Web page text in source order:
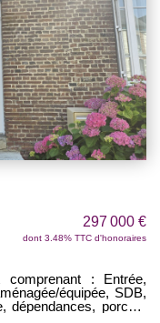
297 000 €
dont 3.48% TTC d'honoraires
: Entrée,
équipée, SDB,
porche.